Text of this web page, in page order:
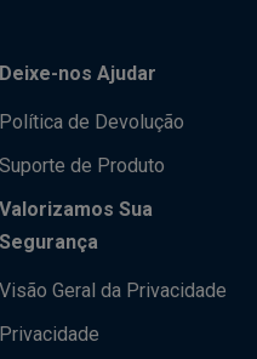
Deixe-nos Ajudar
Política de Devolução
Suporte de Produto
Valorizamos Sua
Segurança
Visão Geral da Privacidade
Privacidade